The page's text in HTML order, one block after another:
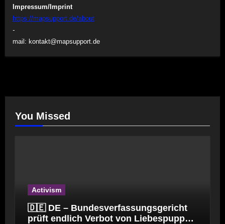
Impressum/Imprint
https://mapsupport.de/about
-
mail: kontakt@mapsupport.de
You Missed
Activism
🇩🇪 DE – Bundesverfassungsgericht
prüft endlich Verbot von Liebespuppen